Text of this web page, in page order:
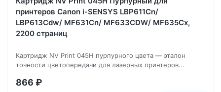
принтеров Canon i-SENSYS LBP611Cn/
LBP613Cdw/ MF631Cn/ MF633CDW/ MF635Cx,
2200 страниц
Картридж NV Print 045H пурпурного цвета — эталон
точности цветопередачи для лазерных принтеров...
866 ₽